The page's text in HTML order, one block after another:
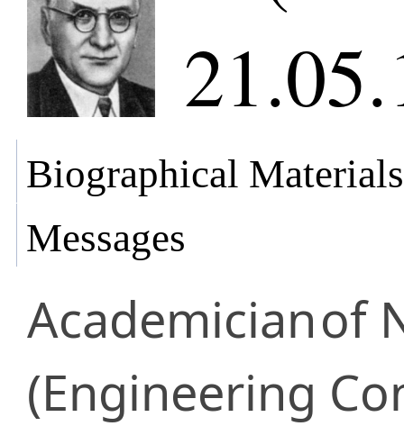
Biographical Materials
Messages
Academicianof
(Engineering